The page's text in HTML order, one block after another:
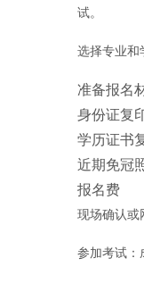
试。
选择专业和
准备报名
身份证复
学历证书
近期免冠
报名费
现场确认或
参加考试：